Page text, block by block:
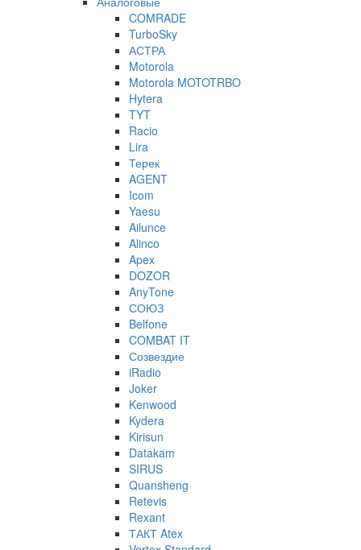
COMRADE
TurboSky
АСТРА
Motorola
Motorola MOTOTRBO
Hytera
TYT
Racio
Lira
Терек
AGENT
Icom
Yaesu
Ailunce
Alinco
Apex
DOZOR
AnyTone
СОЮЗ
Belfone
COMBAT IT
Созвездие
iRadio
Joker
Kenwood
Kydera
Kirisun
Datakam
SIRUS
Quansheng
Retevis
Rexant
ТАКТ Atex